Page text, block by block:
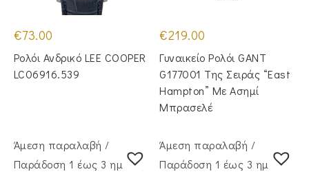
€73.00
Ρολόι Ανδρικό LEE COOPER
LC06916.539
€219.00
Γυναικείο Ρολόι GANT
G177001 Της Σειράς “East
Hampton” Με Ασημί
Μπρασελέ
Άμεση παραλαβή /
Παράδoση 1 έως 3 ημέρες
Άμεση παραλαβή /
Παράδoση 1 έως 3 ημέρες